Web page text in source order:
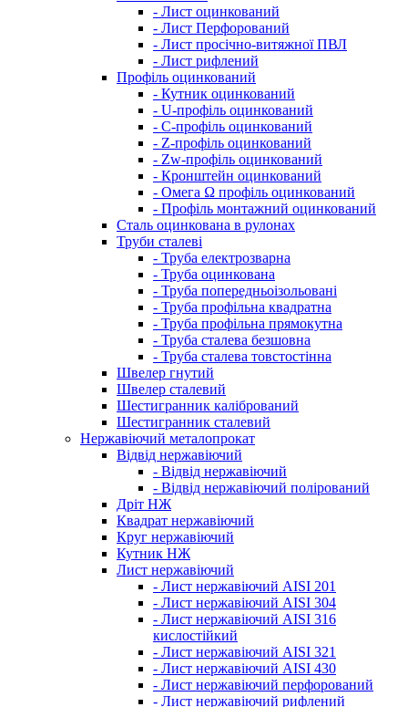
- Лист оцинкований
- Лист Перфорований
- Лист просічно-витяжної ПВЛ
- Лист рифлений
Профіль оцинкований
- Кутник оцинкований
- U-профіль оцинкований
- С-профіль оцинкований
- Z-профіль оцинкований
- Zw-профіль оцинкований
- Кронштейн оцинкований
- Омега Ω профіль оцинкований
- Профіль монтажний оцинкований
Сталь оцинкована в рулонах
Труби сталеві
- Труба електрозварна
- Труба оцинкована
- Труба попередньоізольовані
- Труба профільна квадратна
- Труба профільна прямокутна
- Труба сталева безшовна
- Труба сталева товстостінна
Швелер гнутий
Швелер сталевий
Шестигранник калібрований
Шестигранник сталевий
Нержавіючий металопрокат
Відвід нержавіючий
- Відвід нержавіючий
- Відвід нержавіючий полірований
Дріт НЖ
Квадрат нержавіючий
Круг нержавіючий
Кутник НЖ
Лист нержавіючий
- Лист нержавіючий AISI 201
- Лист нержавіючий AISI 304
- Лист нержавіючий AISI 316
кислостійкий
- Лист нержавіючий AISI 321
- Лист нержавіючий AISI 430
- Лист нержавіючий перфорований
- Лист нержавіючий рифлений